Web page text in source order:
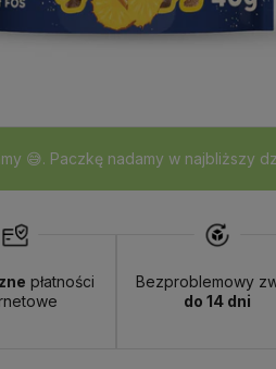
😅. Paczkę nadamy w najbliższy
płatności
Bezproblemowy
do 14 dni